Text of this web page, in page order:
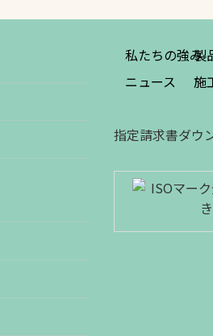
私たちの強み
ニュース
製
施
指定請求書ダウ